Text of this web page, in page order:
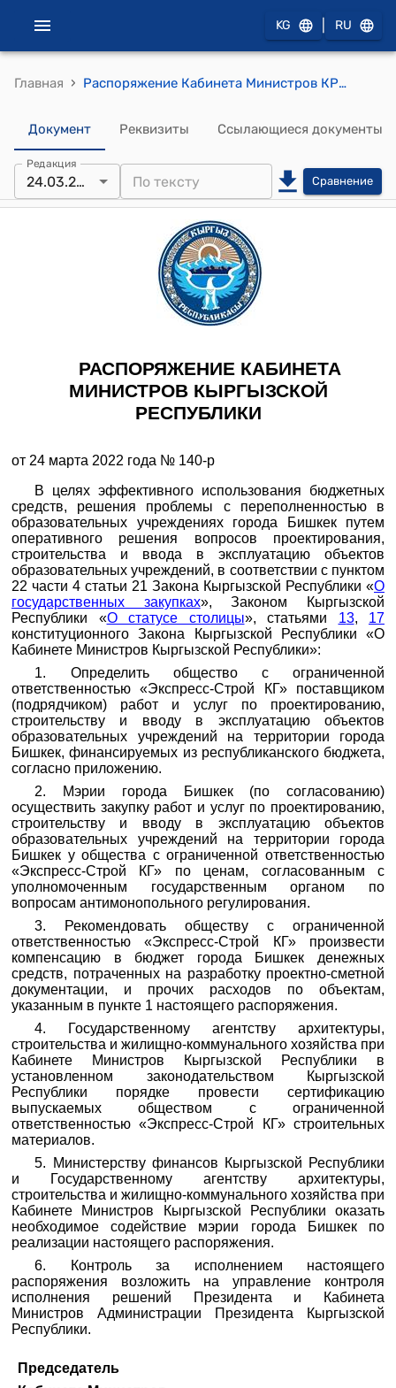
KG RU
Главная › Распоряжение Кабинета Министров КР от 24 марта 2022 года № 140-р "Об использовании бюджетных средств, решения проблемы с переполненностью в образовательных учреждениях города Бишкек путем оперативного решения вопросов проектирования, строительства и ввода в эксплуатацию объектов образовательных учреждений"
Документ Реквизиты Ссылающиеся документы
Редакция
24.03.2022 Сравнение